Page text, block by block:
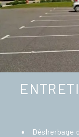
Désherbage